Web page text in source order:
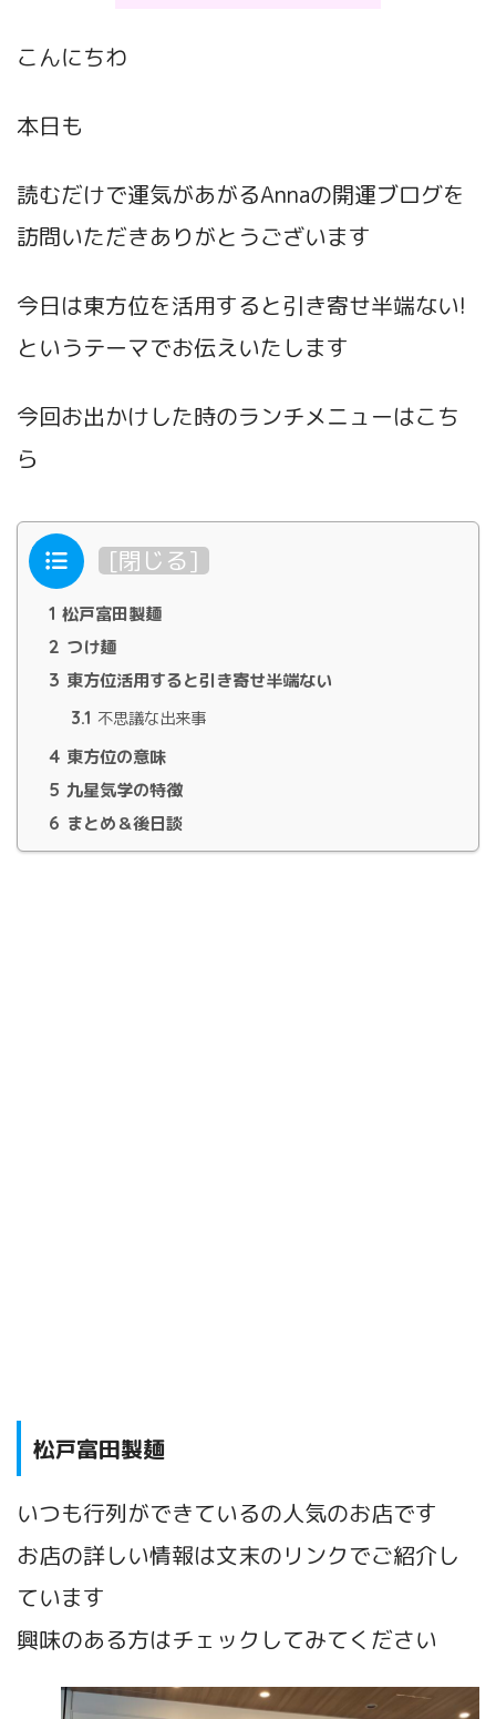
こんにちわ
本日も
読むだけで運気があがるAnnaの開運ブログを
訪問いただきありがとうございます
今日は東方位を活用すると引き寄せ半端ない!
というテーマでお伝えいたします
今回お出かけした時のランチメニューはこち
ら
目次 [閉じる]
1 松戸富田製麺
2 つけ麺
3 東方位活用すると引き寄せ半端ない
3.1 不思議な出来事
4 東方位の意味
5 九星気学の特徴
6 まとめ＆後日談
松戸富田製麺
いつも行列ができているの人気のお店です
お店の詳しい情報は文末のリンクでご紹介し
ています
興味のある方はチェックしてみてください